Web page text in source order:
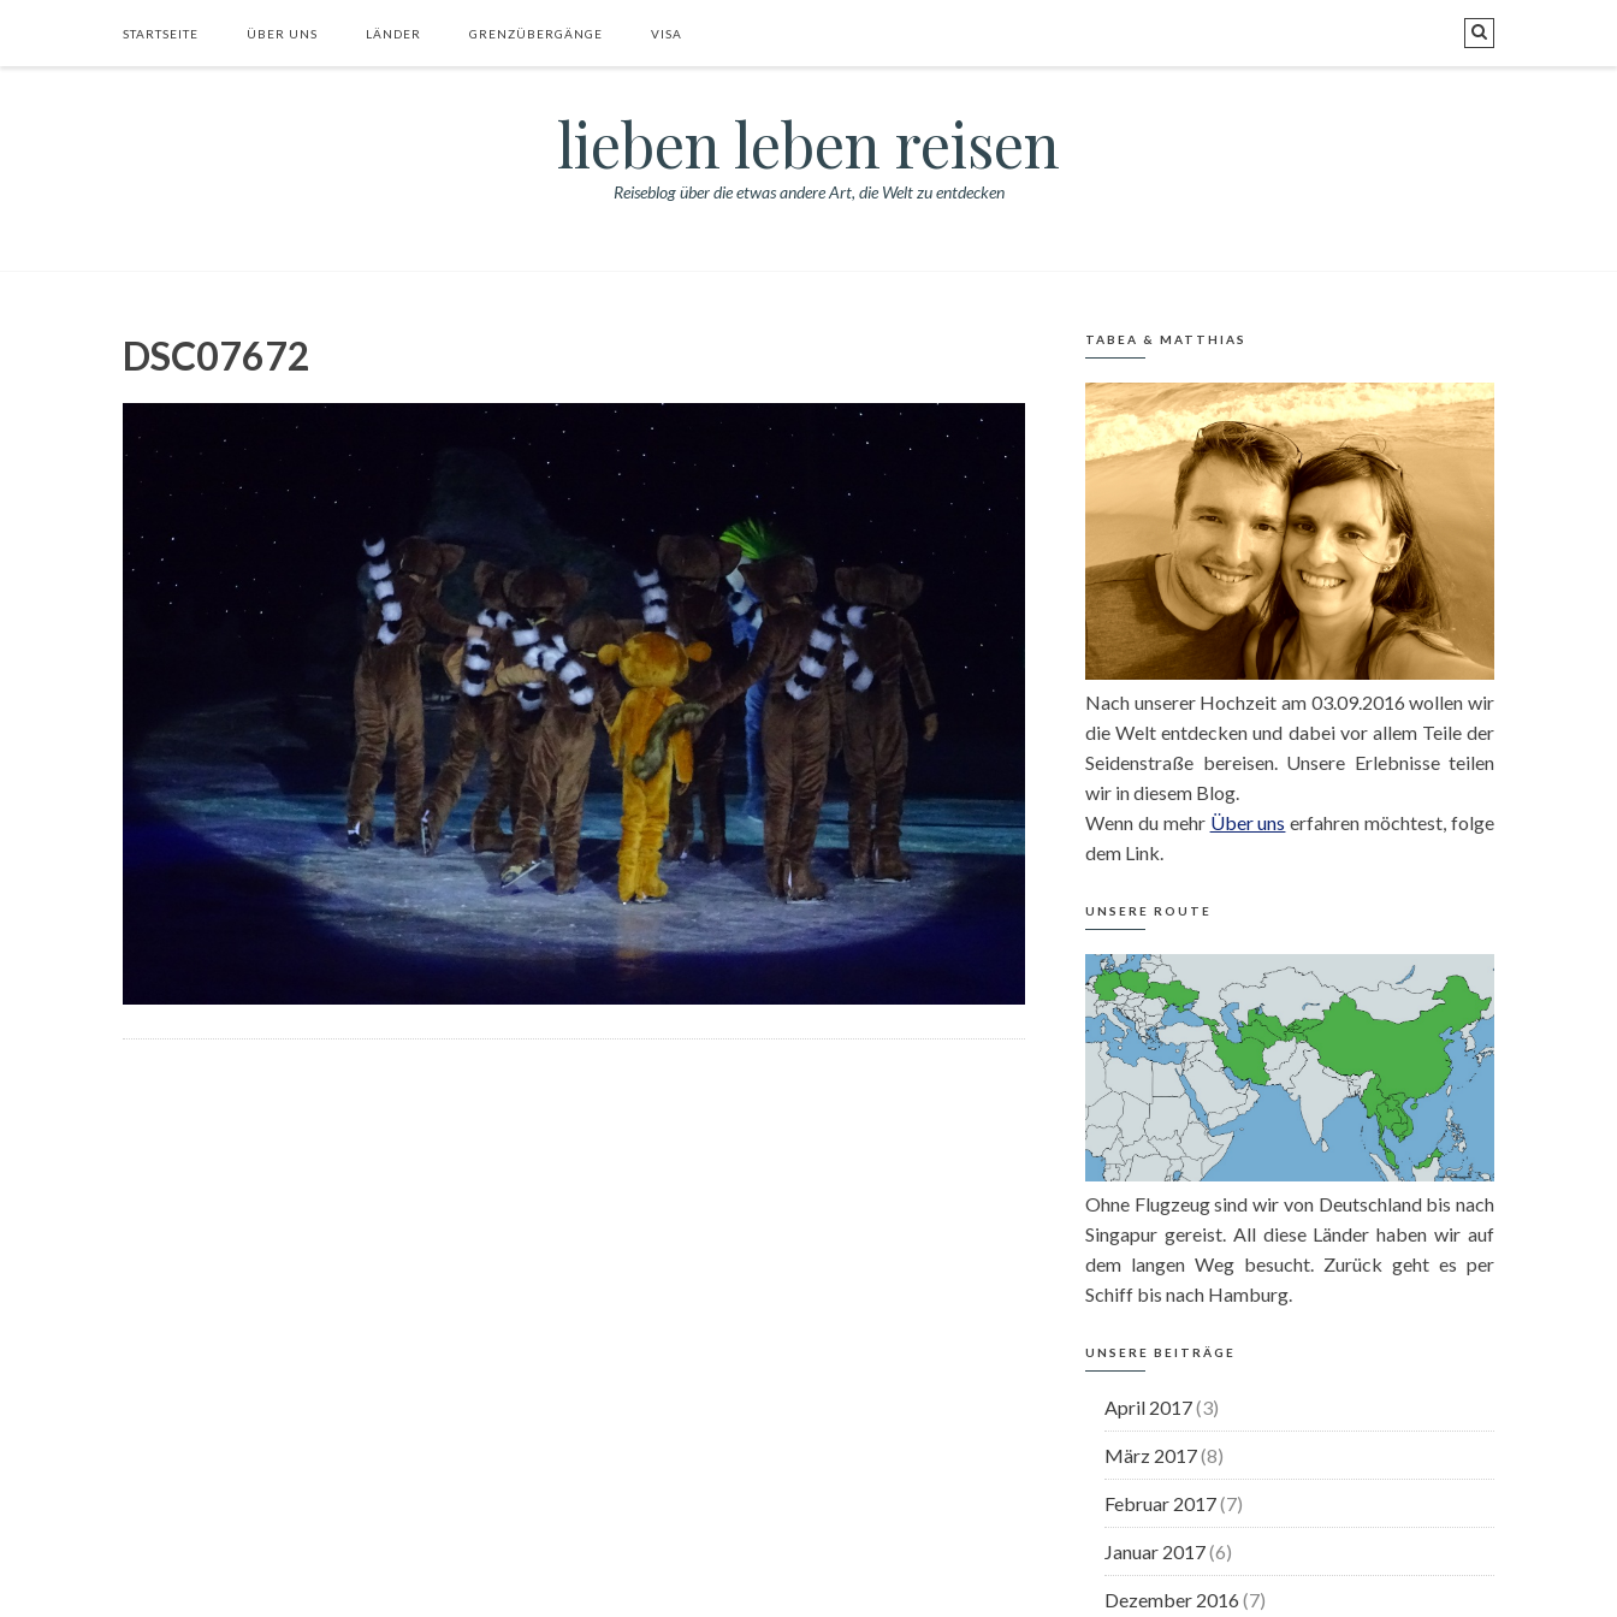
STARTSEITE ÜBER UNS LÄNDER GRENZÜBERGÄNGE VISA
lieben leben reisen
Reiseblog über die etwas andere Art, die Welt zu entdecken
DSC07672 TABEA & MATTHIAS
Nach unserer Hochzeit am 03.09.2016 wollen wir
die Welt entdecken und dabei vor allem Teile der
Seidenstraße bereisen. Unsere Erlebnisse teilen
wir in diesem Blog.
Wenn du mehr Über uns erfahren möchtest, folge
dem Link.
UNSERE ROUTE
Ohne Flugzeug sind wir von Deutschland bis nach
Singapur gereist. All diese Länder haben wir auf
dem langen Weg besucht. Zurück geht es per
Schiff bis nach Hamburg.
UNSERE BEITRÄGE
April 2017(3)
März 2017(8)
Februar 2017(7)
Januar 2017(6)
Dezember 2016 (7)